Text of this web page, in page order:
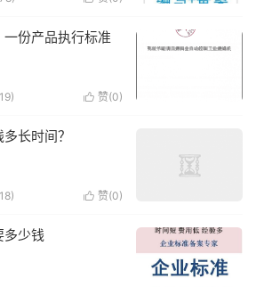
份产品执行标准
 赞(0)
长时间？
 赞(0)
多少钱